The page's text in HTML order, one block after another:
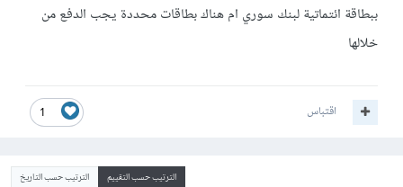
ببطاقة ائتماتية لبنك سوري ام هناك بطاقات محددة يجب الدفع من
خلالها
1 اقتباس
الترتيب حسب التقييم الترتيب حسب التاريخ